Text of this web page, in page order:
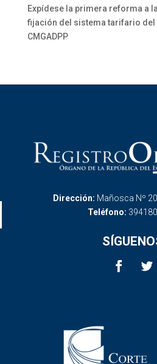
Expídese la primera reforma a
fijación del sistema tarifario del
CMGADPP
Dirección: Mañosca Nº
Teléfono: